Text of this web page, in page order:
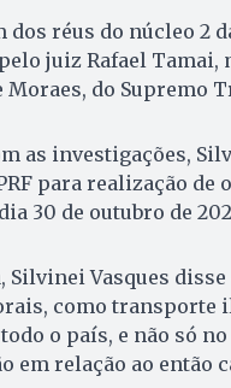
dos réus do núcleo 2
juiz Rafael
Moraes, do Supremo
as investigações,
para realização
30 de outubro de
Silvinei Vasques
como transporte
o país, e não só
em relação ao então